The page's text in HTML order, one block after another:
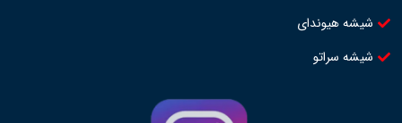
شیشه هیوندای
شیشه سراتو